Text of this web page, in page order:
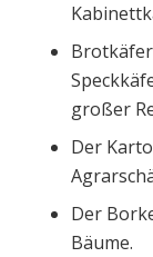
großer
Der
Der
Bäume.